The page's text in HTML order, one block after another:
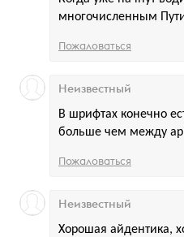
многочисленным
Пожаловаться
В шрифтах конечно
больше чем между
Неизвестный
Пожаловаться
Хорошая айдентика,
Неизвестный